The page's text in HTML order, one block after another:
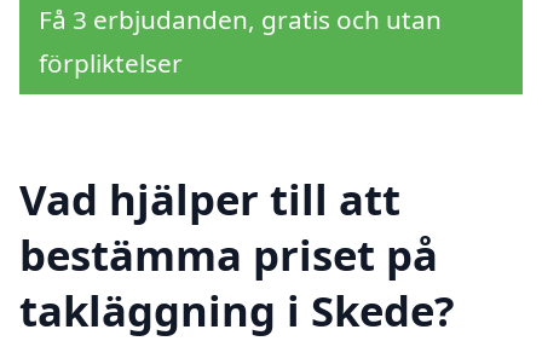
Få 3 erbjudanden, gratis och utan
förpliktelser
Vad hjälper till att
bestämma priset på
takläggning i Skede?